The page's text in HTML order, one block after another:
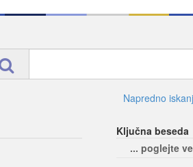
Napredno
Ključna beseda
... poglejte